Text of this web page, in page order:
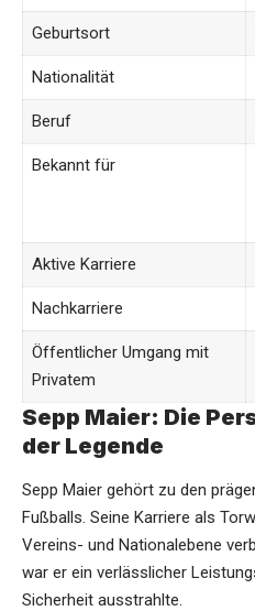
Geburtsort
Nationalität
Beruf
Bekannt für
Aktive Karriere
Nachkarriere
Öffentlicher Umgang mit
Privatem
Sepp Maier: Die
der Legende
Sepp Maier gehört zu den
Fußballs. Seine Karriere als
Vereins- und Nationalebene
war er ein verlässlicher
Sicherheit ausstrahlte.